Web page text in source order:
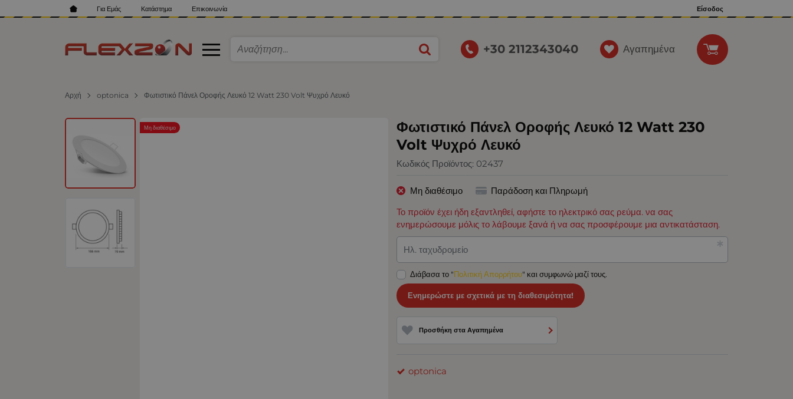
Για Εμάς Κατάστημα Επικοινωνία Είσοδος
+30 2112343040 Αγαπημένα
Αρχή optonica Φωτιστικό Πάνελ Οροφής Λευκό 12 Watt 230 Volt Ψυχρό Λευκό
Φωτιστικό Πάνελ Οροφής Λευκό 12 Watt 230
Volt Ψυχρό Λευκό
Κωδικός Προϊόντος: 02437
Μη διαθέσιμο
Μη διαθέσιμο
Παράδοση και Πληρωμή
Το προϊόν έχει ήδη εξαντληθεί, αφήστε το ηλεκτρικό σας ρεύμα. να σας
ενημερώσουμε μόλις το λάβουμε ξανά ή να σας προσφέρουμε μια αντικατάσταση.
Ηλ. ταχυδρομείο
Διάβασα το "Πολιτική Απορρήτου" και συμφωνώ μαζί τους.
Ενημερώστε με σχετικά με τη διαθεσιμότητα!
Προσθήκη στα Αγαπημένα
optonica